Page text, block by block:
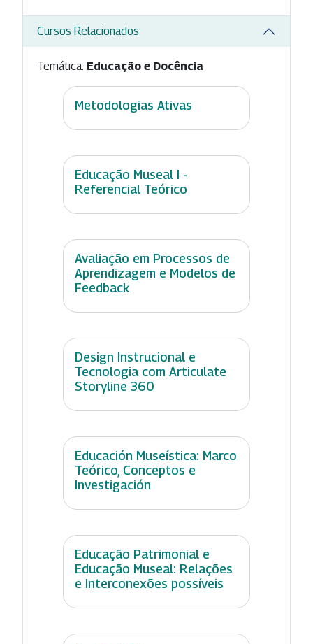
Cursos Relacionados
Temática: Educação e Docência
Metodologias Ativas
Educação Museal I -
Referencial Teórico
Avaliação em Processos de
Aprendizagem e Modelos de
Feedback
Design Instrucional e
Tecnologia com Articulate
Storyline 360
Educación Museística: Marco
Teórico, Conceptos e
Investigación
Educação Patrimonial e
Educação Museal: Relações
e Interconexões possíveis